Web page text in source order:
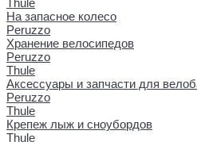
На запасное колесо
Peruzzo
Хранение велосипедов
Peruzzo
Thule
Аксессуары и запчасти для
Peruzzo
Thule
Крепеж лыж и сноубордов
Thule